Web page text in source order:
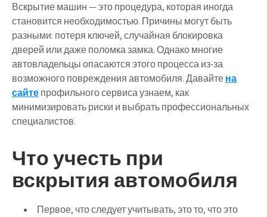
Вскрытие машин — это процедура, которая иногда
становится необходимостью. Причины могут быть
разными: потеря ключей, случайная блокировка
дверей или даже поломка замка. Однако многие
автовладельцы опасаются этого процесса из-за
возможного повреждения автомобиля. Давайтена
сайтепрофильного сервиса узнаем, как
минимизировать риски и выбрать профессиональных
специалистов.
Что учесть при
вскрытия автомобиля
Первое, что следует учитывать, это то, что это